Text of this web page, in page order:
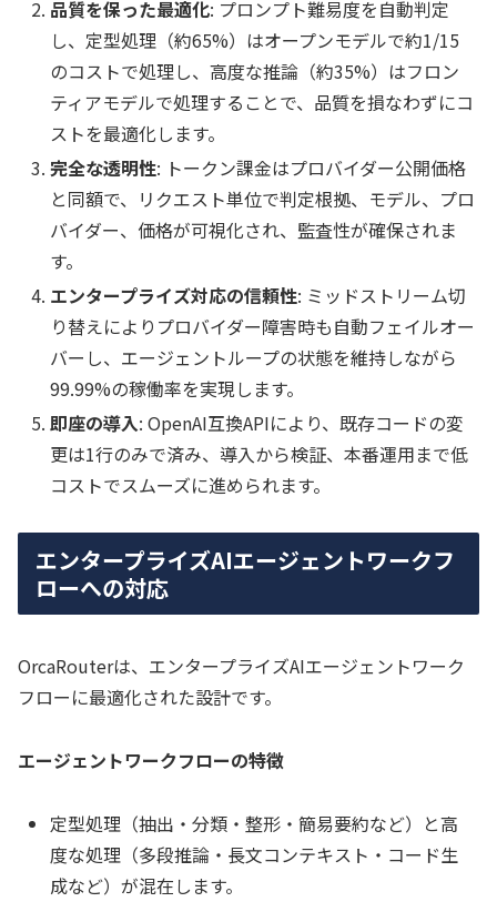
品質を保った最適化: プロンプト難易度を自動判定
し、定型処理（約65%）はオープンモデルで約1/15
のコストで処理し、高度な推論（約35%）はフロン
ティアモデルで処理することで、品質を損なわずにコ
ストを最適化します。
完全な透明性: トークン課金はプロバイダー公開価格
と同額で、リクエスト単位で判定根拠、モデル、プロ
バイダー、価格が可視化され、監査性が確保されま
す。
エンタープライズ対応の信頼性: ミッドストリーム切
り替えによりプロバイダー障害時も自動フェイルオー
バーし、エージェントループの状態を維持しながら
99.99%の稼働率を実現します。
即座の導入: OpenAI互換APIにより、既存コードの変
更は1行のみで済み、導入から検証、本番運用まで低
コストでスムーズに進められます。
エンタープライズAIエージェントワークフ
ローへの対応
OrcaRouterは、エンタープライズAIエージェントワーク
フローに最適化された設計です。
エージェントワークフローの特徴
定型処理（抽出・分類・整形・簡易要約など）と高
度な処理（多段推論・長文コンテキスト・コード生
成など）が混在します。